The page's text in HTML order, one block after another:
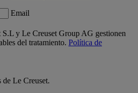
Email
S.L y Le Creuset Group AG gestionen
del tratamiento. Política de
de Le Creuset.